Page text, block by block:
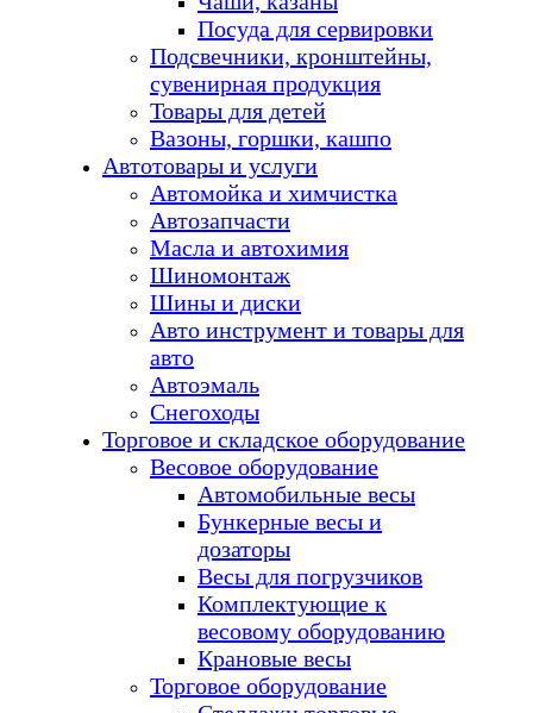
Посуда для сервировки
Подсвечники, кронштейны,
сувенирная продукция
Товары для детей
Вазоны, горшки, кашпо
Автотовары и услуги
Автомойка и химчистка
Автозапчасти
Масла и автохимия
Шиномонтаж
Шины и диски
Авто инструмент и товары для
авто
Автоэмаль
Снегоходы
Торговое и складское оборудование
Весовое оборудование
Автомобильные весы
Бункерные весы и
дозаторы
Весы для погрузчиков
Комплектующие к
весовому оборудованию
Крановые весы
Торговое оборудование